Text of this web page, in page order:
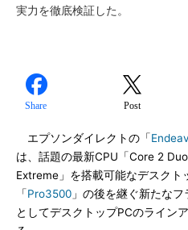
実力を徹底検証した。
Share Post
エプソンダイレクトの「
は、話題の最新CPU「Core 2
Extreme」を搭載可能なデスクト
「Pro3500 」の後を継ぐ新たな
としてデスクトップPCのライン